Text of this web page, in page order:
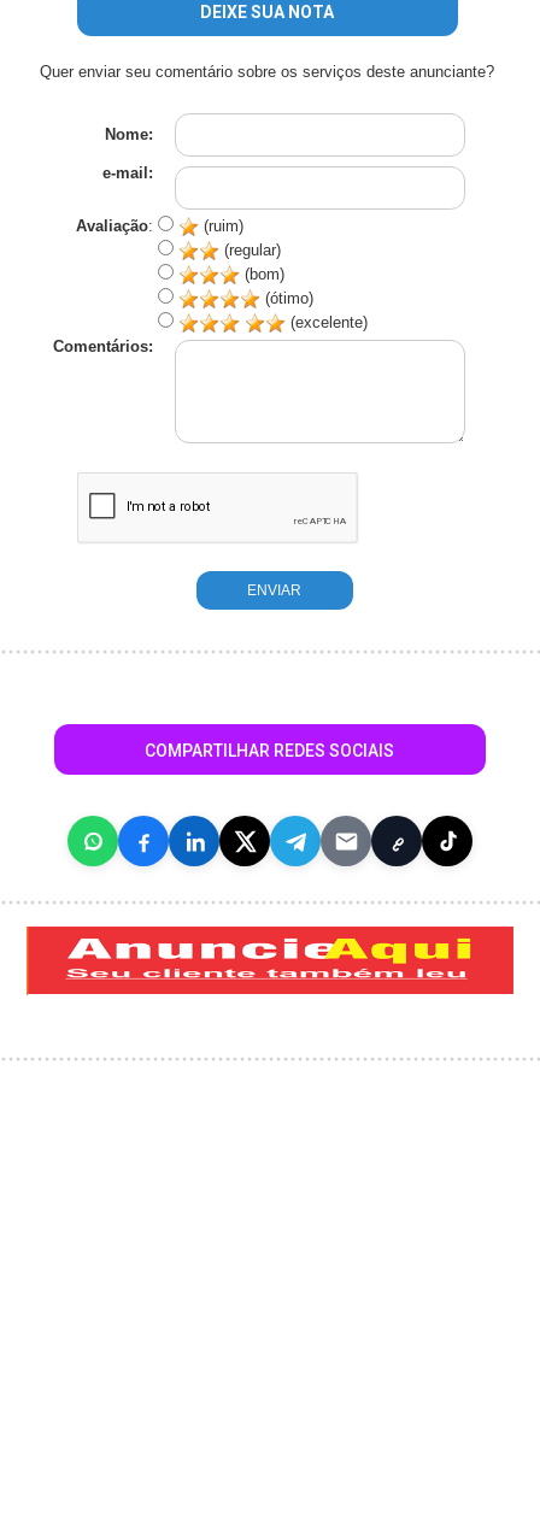
DEIXE SUA NOTA
Quer enviar seu comentário sobre os serviços deste anunciante?
Nome:
e-mail:
Avaliação:
(ruim)
(regular)
(bom)
(ótimo)
(excelente)
Comentários:
COMPARTILHAR REDES SOCIAIS